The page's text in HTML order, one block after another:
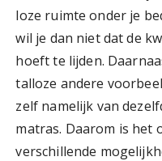
loze ruimte onder je
wil je dan niet dat de
hoeft te lijden.
talloze andere
zelf namelijk van
matras. Daarom is het
verschillende